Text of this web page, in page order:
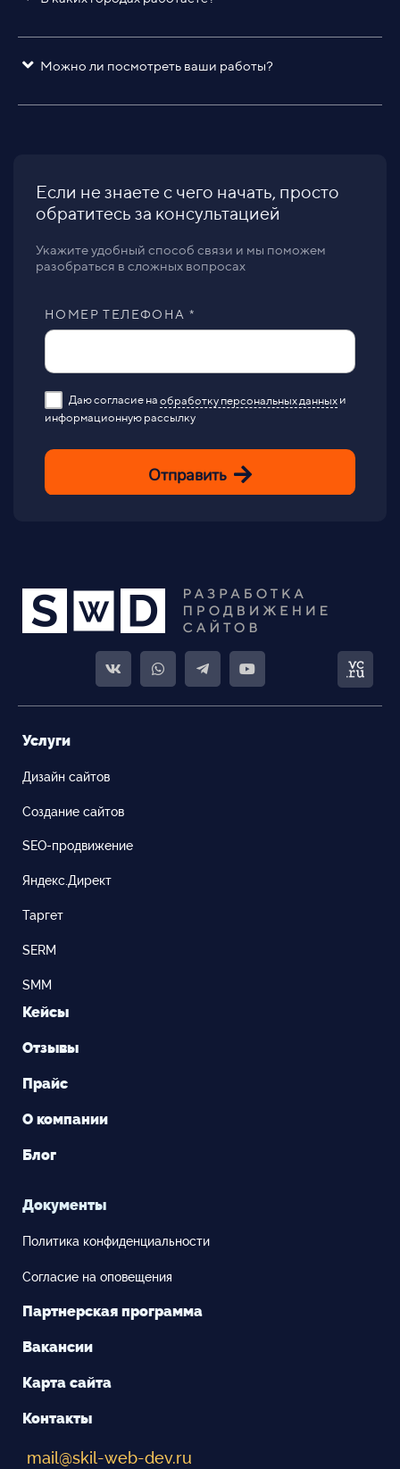
Можно ли посмотреть ваши работы?
Если не знаете с чего начать, просто
обратитесь за консультацией
Укажите удобный способ связи и мы поможем
разобраться в сложных вопросах
НОМЕР ТЕЛЕФОНА *
Даю согласие на обработку персональных данных и
информационную рассылку
Отправить
Услуги
Дизайн сайтов
Создание сайтов
SEO-продвижение
Яндекс.Директ
Таргет
SERM
SMM
Кейсы
Отзывы
Прайс
О компании
Блог
Документы
Политика конфиденциальности
Согласие на оповещения
Партнерская программа
Вакансии
Карта сайта
Контакты
mail@skil-web-dev.ru